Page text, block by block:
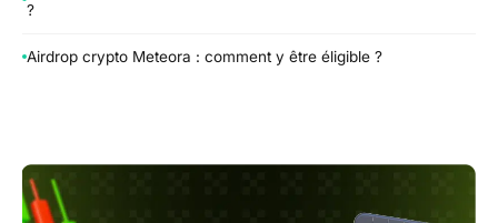
?
Airdrop crypto Meteora : comment y être éligible ?